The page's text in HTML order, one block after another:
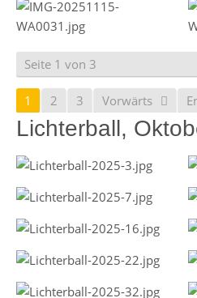
Seite 1 von 3
1 2 3 Vorwärts
Lichterball,